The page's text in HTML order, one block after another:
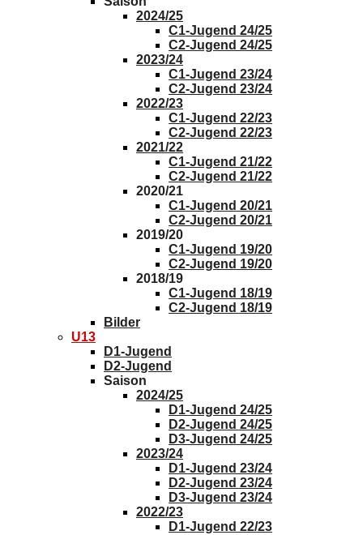
2024/25
C1-Jugend 24/25
C2-Jugend 24/25
2023/24
C1-Jugend 23/24
C2-Jugend 23/24
2022/23
C1-Jugend 22/23
C2-Jugend 22/23
2021/22
C1-Jugend 21/22
C2-Jugend 21/22
2020/21
C1-Jugend 20/21
C2-Jugend 20/21
2019/20
C1-Jugend 19/20
C2-Jugend 19/20
2018/19
C1-Jugend 18/19
C2-Jugend 18/19
Bilder
U13
D1-Jugend
D2-Jugend
Saison
2024/25
D1-Jugend 24/25
D2-Jugend 24/25
D3-Jugend 24/25
2023/24
D1-Jugend 23/24
D2-Jugend 23/24
D3-Jugend 23/24
2022/23
D1-Jugend 22/23